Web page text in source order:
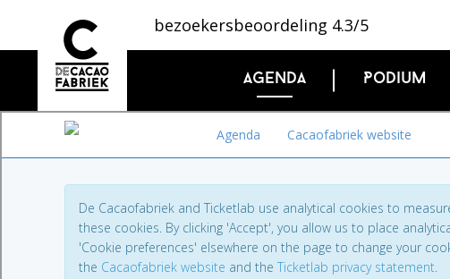
bezoekersbeoordeling 4.3/5
Agenda Podium